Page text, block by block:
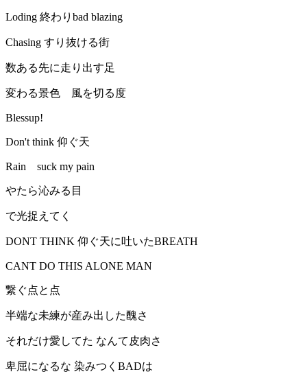
Loding 終わりbad blazing
Chasing すり抜ける街
数ある先に走り出す足
変わる景色 風を切る度
Blessup!
Don't think 仰ぐ天
Rain suck my pain
やたら沁みる目
で光捉えてく
DONT THINK 仰ぐ天に吐いたBREATH
CANT DO THIS ALONE MAN
繋ぐ点と点
半端な未練が産み出した醜さ
それだけ愛してた なんて皮肉さ
卑屈になるな 染みつくBADは